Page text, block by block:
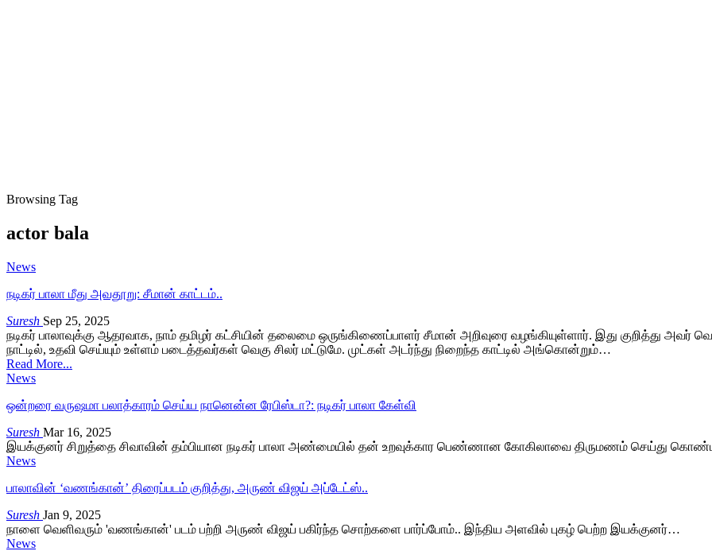
Browsing Tag
actor bala
News
நடிகர் பாலா மீது அவதூறு: சீமான் காட்டம்..
Suresh Sep 25, 2025
நடிகர் பாலாவுக்கு ஆதரவாக, நாம் தமிழர் கட்சியின் தலைமை ஒருங்கிணைப்பாளர் சீமான் அறிவுரை வழங்கியுள்ளார். இது குறித்து அவர்
நாட்டில், உதவி செய்யும் உள்ளம் படைத்தவர்கள் வெகு சிலர் மட்டுமே. முட்கள் அடர்ந்து நிறைந்த காட்டில் அங்கொன்றும்…
Read More...
News
ஒன்றரை வருஷமா பலாத்காரம் செய்ய நானென்ன ரேபிஸ்டா?: நடிகர் பாலா கேள்வி
Suresh Mar 16, 2025
இயக்குனர் சிறுத்தை சிவாவின் தம்பியான நடிகர் பாலா அண்மையில் தன் உறவுக்கார பெண்ணான கோகிலாவை திருமணம் செய்து
News
பாலாவின் ‘வணங்கான்’ திரைப்படம் குறித்து, அருண் விஜய் அப்டேட்ஸ்..
Suresh Jan 9, 2025
நாளை வெளிவரும் 'வணங்கான்' படம் பற்றி அருண் விஜய் பகிர்ந்த சொற்களை பார்ப்போம்.. இந்திய அளவில் புகழ் பெற்ற இயக்குனர்…
News